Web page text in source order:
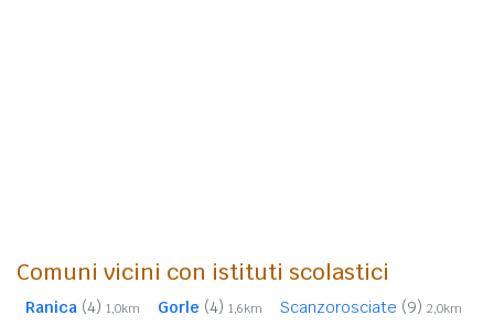
Comuni vicini con istituti scolastici
Ranica (4) 1,0km Gorle (4) 1,6km Scanzorosciate (9) 2,0km